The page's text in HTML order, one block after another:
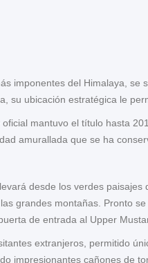
imponentes del Himalaya,
ubicación estratégica le
mantuvo el título hasta
amurallada que se ha
desde los verdes
grandes montañas. Pronto
de entrada al Upper
extranjeros, permitido
impresionantes cañones de